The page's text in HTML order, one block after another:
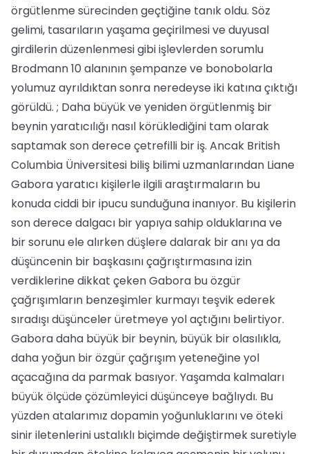
örgütlenme sürecinden geçtiğine tanık oldu. Söz
gelimi, tasarıların yaşama geçirilmesi ve duyusal
girdilerin düzenlenmesi gibi işlevlerden sorumlu
Brodmann 10 alanının şempanze ve bonobolarla
yolumuz ayrıldıktan sonra neredeyse iki katına çıktığı
görüldü. ; Daha büyük ve yeniden örgütlenmiş bir
beynin yaratıcılığı nasıl körüklediğini tam olarak
saptamak son derece çetrefilli bir iş. Ancak British
Columbia Üniversitesi biliş bilimi uzmanlarından Liane
Gabora yaratıcı kişilerle ilgili araştırmaların bu
konuda ciddi bir ipucu sunduğuna inanıyor. Bu kişilerin
son derece dalgacı bir yapıya sahip olduklarına ve
bir sorunu ele alırken düşlere dalarak bir anı ya da
düşüncenin bir başkasını çağrıştırmasına izin
verdiklerine dikkat çeken Gabora bu özgür
çağrışımların benzeşimler kurmayı teşvik ederek
sıradışı düşünceler üretmeye yol açtığını belirtiyor.
Gabora daha büyük bir beynin, büyük bir olasılıkla,
daha yoğun bir özgür çağrışım yeteneğine yol
açacağına da parmak basıyor. Yaşamda kalmaları
büyük ölçüde çözümleyici düşünceye bağlıydı. Bu
yüzden atalarımız dopamin yoğunluklarını ve öteki
sinir iletenlerini ustalıklı biçimde değiştirmek suretiyle